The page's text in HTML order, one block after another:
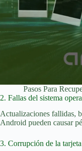
Pasos Para
2. Fallas del sistema
Actualizaciones fallidas,
Android pueden causar
3. Corrupción de la